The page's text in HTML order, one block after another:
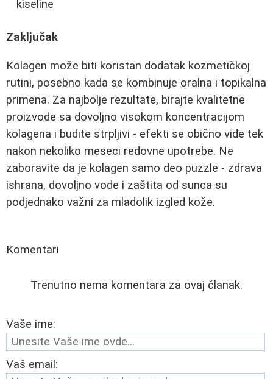
kiseline
Zaključak
Kolagen može biti koristan dodatak kozmetičkoj
rutini, posebno kada se kombinuje oralna i topikalna
primena. Za najbolje rezultate, birajte kvalitetne
proizvode sa dovoljno visokom koncentracijom
kolagena i budite strpljivi - efekti se obično vide tek
nakon nekoliko meseci redovne upotrebe. Ne
zaboravite da je kolagen samo deo puzzle - zdrava
ishrana, dovoljno vode i zaštita od sunca su
podjednako važni za mladolik izgled kože.
Komentari
Trenutno nema komentara za ovaj članak.
Vaše ime:
Vaš email: